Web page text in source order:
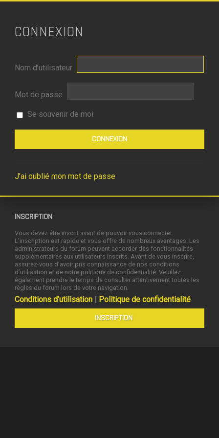
CONNEXION
Nom d’utilisateur
Mot de passe
Se souvenir de moi
J’ai oublié mon mot de passe
INSCRIPTION
Vous devez être inscrit avant de pouvoir vous connecter.
L’inscription est rapide et vous offre de nombreux avantages. Les
administrateurs du forum peuvent accorder des fonctionnalités
supplémentaires aux utilisateurs inscrits. Avant de vous inscrire,
assurez-vous d’avoir pris connaissance de nos conditions
d’utilisation et de notre politique de confidentialité. Veuillez
également prendre le temps de consulter attentivement toutes les
règles du forum lors de votre navigation.
Conditions d’utilisation | Politique de confidentialité
INSCRIPTION